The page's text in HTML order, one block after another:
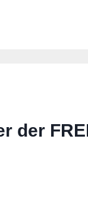
der